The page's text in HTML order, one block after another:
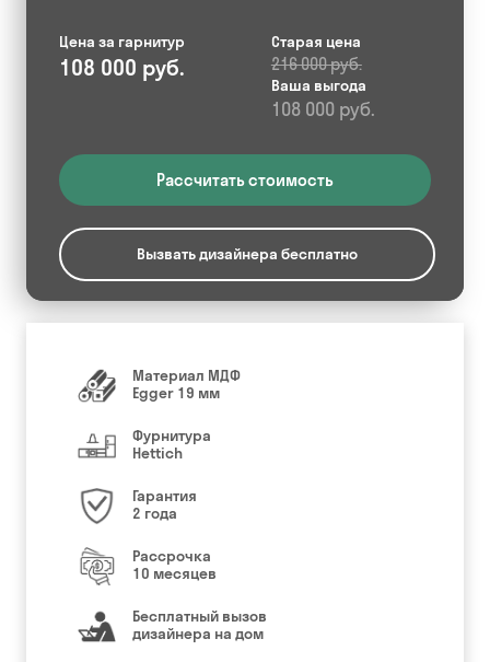
Цена за гарнитур
108 000 руб.
Старая цена
216 000 руб.
Ваша выгода
108 000 руб.
Рассчитать стоимость
Вызвать дизайнера бесплатно
Материал МДФ
Egger 19 мм
Фурнитура
Hettich
Гарантия
2 года
Рассрочка
10 месяцев
Бесплатный вызов
дизайнера на дом